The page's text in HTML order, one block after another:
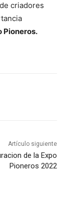
criadores
Pioneros.
Artículo siguiente
de la Expo
Pioneros 2022